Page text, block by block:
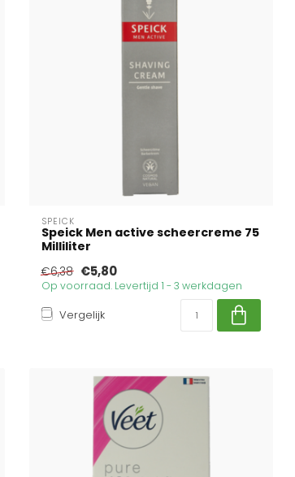
SPEICK
Speick Men active scheercreme 75
Milliliter
€6,38 €5,80
Op voorraad. Levertijd 1 - 3 werkdagen
Vergelijk